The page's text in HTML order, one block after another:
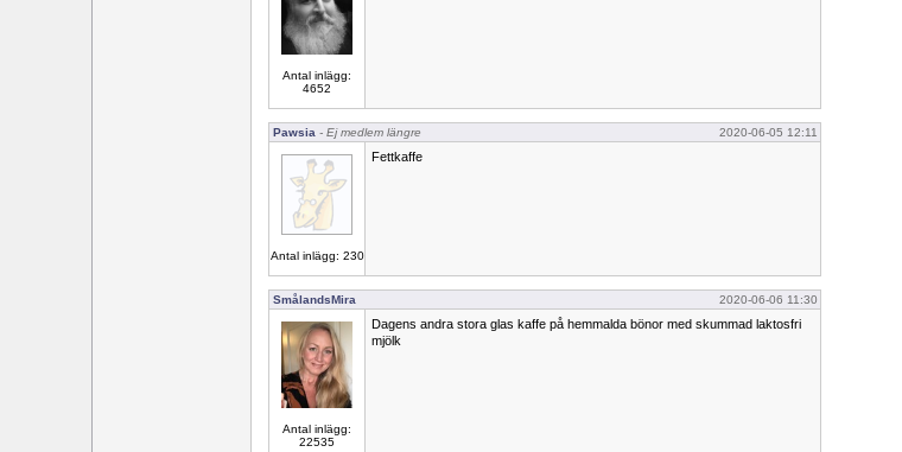
Antal inlägg:
4652
Pawsia - Ej medlem längre 2020-06-05 12:11
Antal inlägg: 230
Fettkaffe
SmålandsMira 2020-06-06 11:30
Antal inlägg:
22535
Dagens andra stora glas kaffe på hemmalda bönor med skummad laktosfri
mjölk